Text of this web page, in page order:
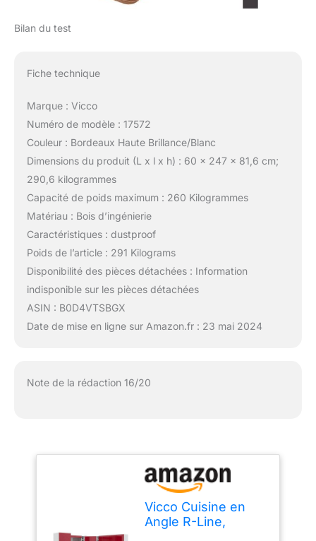
Bilan du test
Fiche technique
Marque : Vicco
Numéro de modèle : 17572
Couleur : Bordeaux Haute Brillance/Blanc
Dimensions du produit (L x l x h) : 60 x 247 x 81,6 cm;
290,6 kilogrammes
Capacité de poids maximum : 260 Kilogrammes
Matériau : Bois d’ingénierie
Caractéristiques : dustproof
Poids de l’article : 291 Kilograms
Disponibilité des pièces détachées : Information
indisponible sur les pièces détachées
ASIN : B0D4VTSBGX
Date de mise en ligne sur Amazon.fr : 23 mai 2024
Note de la rédaction 16/20
Vicco Cuisine en
Angle R-Line,